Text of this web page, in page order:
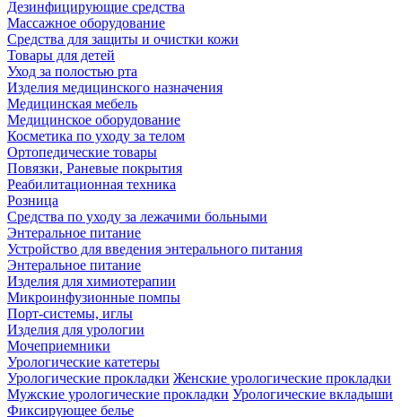
Дезинфицирующие средства
Массажное оборудование
Средства для защиты и очистки кожи
Товары для детей
Уход за полостью рта
Изделия медицинского назначения
Медицинская мебель
Медицинское оборудование
Косметика по уходу за телом
Ортопедические товары
Повязки, Раневые покрытия
Реабилитационная техника
Розница
Средства по уходу за лежачими больными
Энтеральное питание
Устройство для введения энтерального питания
Энтеральное питание
Изделия для химиотерапии
Микроинфузионные помпы
Порт-системы, иглы
Изделия для урологии
Мочеприемники
Урологические катетеры
Урологические прокладки Женские урологические прокладки
Мужские урологические прокладки Урологические вкладыши
Фиксирующее белье